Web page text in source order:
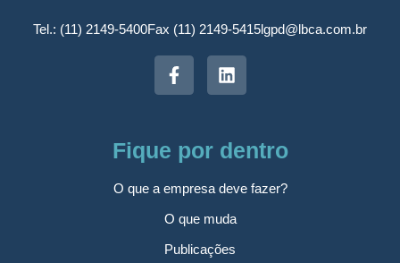
Tel.: (11) 2149-5400Fax (11) 2149-5415lgpd@lbca.com.br
Fique por dentro
O que a empresa deve fazer?
O que muda
Publicações